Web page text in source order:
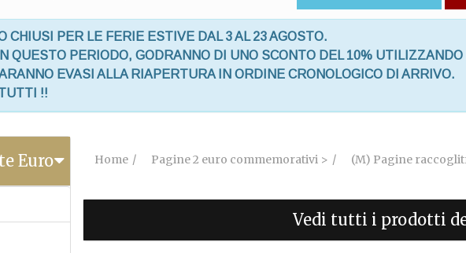
CHIUSI PER LE FERIE ESTIVE DAL 3 AL 23 AGOSTO.
QUESTO PERIODO, GODRANNO DI UNO SCONTO DEL 10% UTILIZZANDO
EVASI ALLA RIAPERTURA IN ORDINE CRONOLOGICO DI ARRIVO.
!!
Euro Home Pagine 2 euro commemorativi > (M) Pagine
Vedi tutti i prodotti